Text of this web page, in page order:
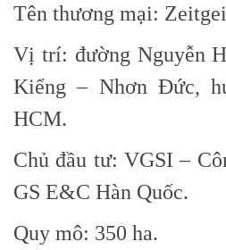
Tên thương mại:
Vị trí: đường Nguyễn
Kiểng – Nhơn Đức,
HCM.
Chủ đầu tư: VGSI –
GS E&C Hàn Quốc.
Quy mô: 350 ha.